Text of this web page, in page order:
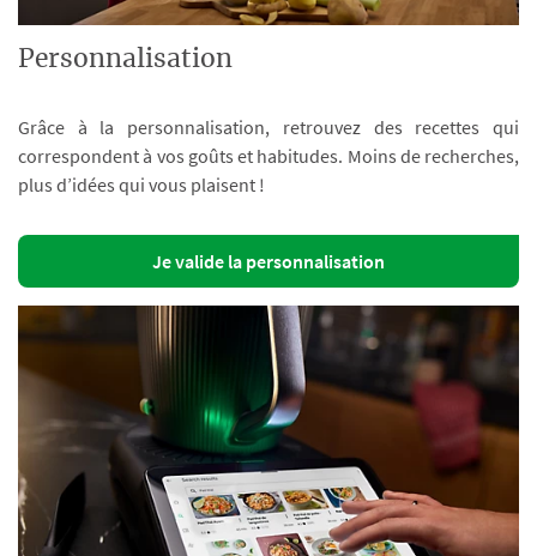
Personnalisation
Grâce à la personnalisation, retrouvez des recettes qui
correspondent à vos goûts et habitudes. Moins de recherches,
plus d’idées qui vous plaisent !
Je valide la personnalisation